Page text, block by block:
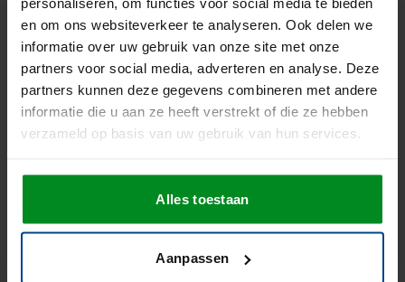
en om ons websiteverkeer te analyseren. Ook delen we
informatie over uw gebruik van onze site met onze
partners voor social media, adverteren en analyse. Deze
partners kunnen deze gegevens combineren met andere
informatie die u aan ze heeft verstrekt of die ze hebben
verzameld op basis van uw gebruik van hun services.
Alles toestaan
Aanpassen
Lees ook